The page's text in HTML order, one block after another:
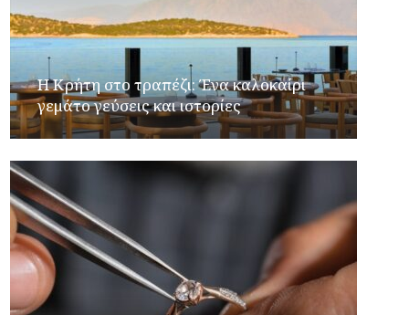
Η Κρήτη στο τραπέζι: Ένα καλοκαίρι
γεμάτο γεύσεις και ιστορίες